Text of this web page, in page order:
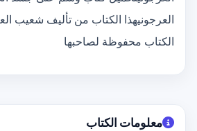
العرجونيهذا الكتاب من تأليف شعيب
الكتاب محفوظة لصاحبها
معلومات الكتاب